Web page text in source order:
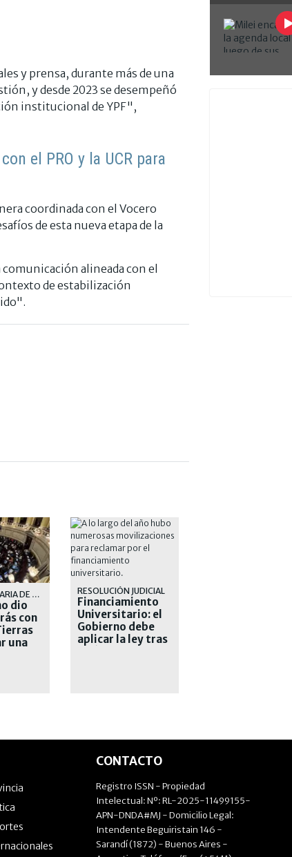
y prensa, durante más de una
y desde 2023 se desempeñó
institucional de YPF",
el PRO y la UCR para
coordinada con el Vocero
de esta nueva etapa de la
alineada con el
de estabilización
POR CANDELARIA DE LA SOTA
dio
con
una
RESOLUCIÓN JUDICIAL
Financiamiento
Universitario: el
Gobierno debe
aplicar la ley tras
CONTACTO
Registro ISSN - Propiedad
Intelectual: Nº: RL-2025-11499155-
APN-DNDA#MJ - Domicilio Legal:
Intendente Beguiristain 146 -
Sarandí (1872) - Buenos Aires -